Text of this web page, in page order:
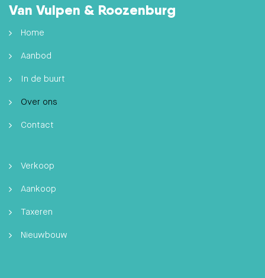
Van Vulpen & Roozenburg
Home
Aanbod
In de buurt
Over ons
Contact
Verkoop
Aankoop
Taxeren
Nieuwbouw